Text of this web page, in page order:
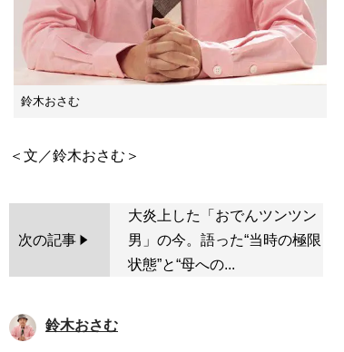
鈴木おさむ
次の記事
大炎上した「おでんツンツン
男」の今。語った“当時の極限
状態”と“母への...
鈴木おさむ